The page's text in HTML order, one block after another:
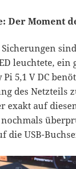
Der Moment
leuchtete, ein
Pi 5,1 V DC
des Netzteils
exakt auf
nochmals
die USB-